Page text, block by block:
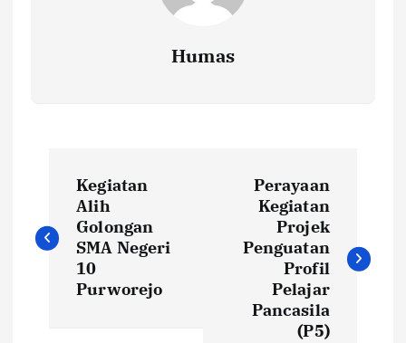
Humas
o
s
Kegiatan
Alih
Golongan
SMA Negeri
10
Purworejo
Perayaan
Kegiatan
Projek
Penguatan
Profil
Pelajar
Pancasila
(P5)